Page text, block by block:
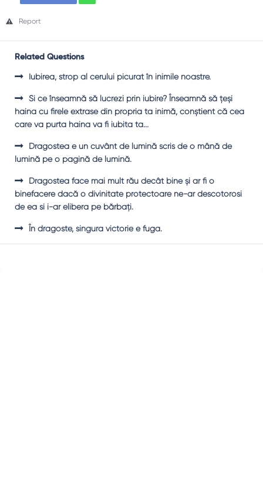
Report
Related Questions
Iubirea, strop al cerului picurat în inimile noastre.
Şi ce înseamnă să lucrezi prin iubire? Înseamnă să ţeşi
haina cu firele extrase din propria ta inimă, conştient că cea
care va purta haina va fi iubita ta...
Dragostea e un cuvânt de lumină scris de o mână de
lumină pe o pagină de lumină.
Dragostea face mai mult rău decât bine şi ar fi o
binefacere dacă o divinitate protectoare ne-ar descotorosi
de ea si i-ar elibera pe bărbaţi.
În dragoste, singura victorie e fuga.